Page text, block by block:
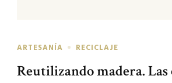
ARTESANÍA RECICLAJE
Reutilizando madera. Las